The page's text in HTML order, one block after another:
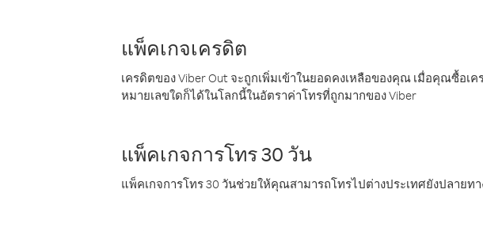
แพ็คเกจเครดิต
เครดิตของ Viber Out จะถูกเพิ่มเข้าในยอดคงเหลือของคุณ เมื่อคุณซื้อ
หมายเลขใดก็ได้ในโลกนี้ในอัตราค่าโทรที่ถูกมากของ Viber
แพ็คเกจการโทร 30 วัน
แพ็คเกจการโทร 30 วันช่วยให้คุณสามารถโทรไปต่างประเทศยังปลาย